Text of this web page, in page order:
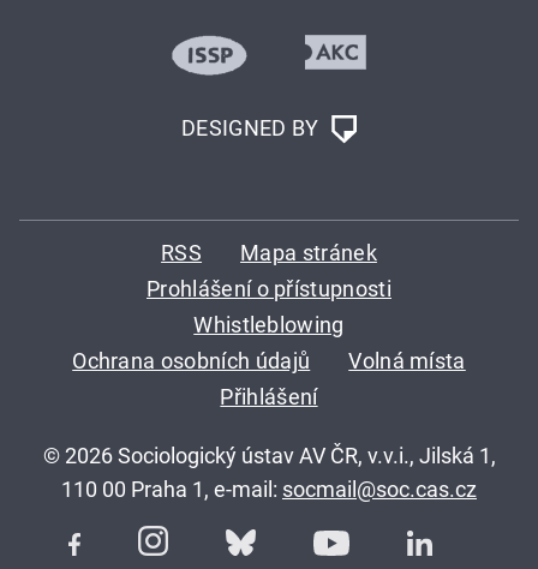
DESIGNED BY
RSS
Mapa stránek
Prohlášení o přístupnosti
Whistleblowing
Ochrana osobních údajů
Volná místa
Přihlášení
© 2026 Sociologický ústav AV ČR, v.v.i., Jilská 1,
110 00 Praha 1, e-mail: socmail@soc.cas.cz